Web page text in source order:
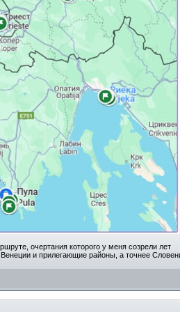
очертания которого у меня созрели лет
и прилегающие районы, а точнее